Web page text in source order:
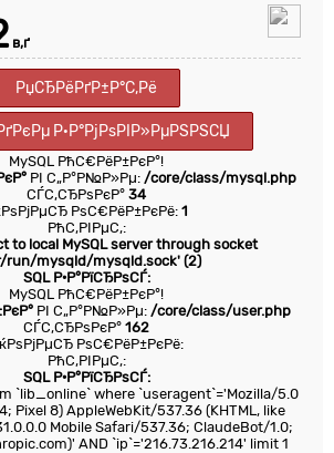
в‚ґ
РџСЂРёРґР±Р°С‚Рё
Р·Р°РјРѕРІР»РµРЅРЅСЏ
MySQL РћС€РёР±РєР°!
РІ С„Р°Р№Р»Рµ: /core/class/mysql.php
СЃС‚СЂРѕРєР° 34
РѕС€РёР±РєРё: 1
РћС‚РІРµС‚:
to local MySQL server through socket
run/mysqld/mysqld.sock' (2)
SQL Р·Р°РїСЂРѕСЃ:
MySQL РћС€РёР±РєР°!
РІ С„Р°Р№Р»Рµ: /core/class/user.php
СЃС‚СЂРѕРєР° 162
РѕС€РёР±РєРё:
РћС‚РІРµС‚:
SQL Р·Р°РїСЂРѕСЃ:
`lib_online` where `useragent`='Mozilla/5.0
Pixel 8) AppleWebKit/537.36 (KHTML, like
Mobile Safari/537.36; ClaudeBot/1.0;
AND `ip`='216.73.216.214' limit 1